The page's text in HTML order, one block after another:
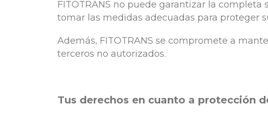
FITOTRANS no puede garantizar la
tomar las medidas adecuadas para proteger
Además, FITOTRANS se compromete a
terceros no autorizados.
Tus derechos en cuanto a protección